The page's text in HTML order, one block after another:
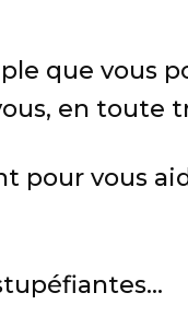
que vous
en toute
pour vous